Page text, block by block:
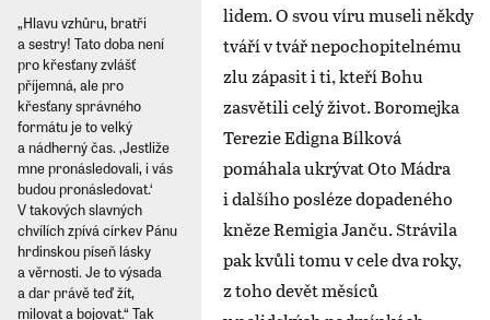
„Hlavu vzhůru, bratři
a sestry! Tato doba není
pro křesťany zvlášť
příjemná, ale pro
křesťany správného
formátu je to velký
a nádherný čas. ‚Jestliže
mne pronásledovali, i vás
budou pronásledovat.‘
V takových slavných
chvílích zpívá církev Pánu
hrdinskou píseň lásky
a věrnosti. Je to výsada
a dar právě teď žít,
milovat a bojovat.“ Tak
lidem. O svou víru museli někdy
tváří v tvář nepochopitelnému
zlu zápasit i ti, kteří Bohu
zasvětili celý život. Boromejka
Terezie Edigna Bílková
pomáhala ukrývat Oto Mádra
i dalšího posléze dopadeného
kněze Remigia Janču. Strávila
pak kvůli tomu v cele dva roky,
z toho devět měsíců